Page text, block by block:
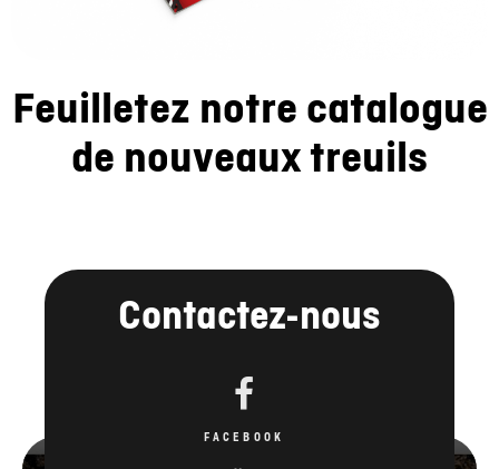
Feuilletez notre catalogue
de nouveaux treuils
Contactez-nous
FACEBOOK